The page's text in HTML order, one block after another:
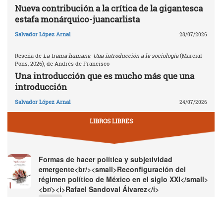
Nueva contribución a la crítica de la gigantesca
estafa monárquico-juancarlista
Salvador López Arnal 28/07/2026
Reseña de La trama humana. Una introducción a la sociología(Marcial
Pons, 2026), de Andrés de Francisco
Una introducción que es mucho más que una
introducción
Salvador López Arnal 24/07/2026
LIBROS LIBRES
Formas de hacer política y subjetividad
emergente<br/><small>Reconfiguración del
régimen político de México en el siglo XXI</small>
<br/><i>Rafael Sandoval Álvarez</i>